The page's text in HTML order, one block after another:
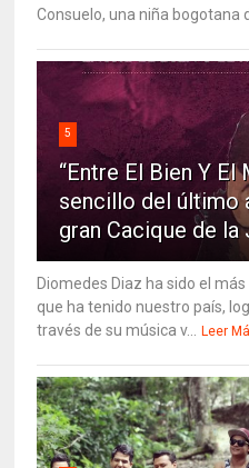
Consuelo, una niña bogotana
5
“Entre El Bien Y El
sencillo del último
gran Cacique de la
Diomedes Diaz ha sido el
que ha tenido nuestro país,
través de su música v... Leer